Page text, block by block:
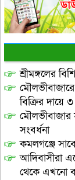
শ্রীমঙ্গলের
মৌলভীবাজারে
বিক্রির দায়ে
মৌলভীবাজার
সংবর্ধনা
কমলগঞ্জে
আদিবাসীরা
থেকে এখনো